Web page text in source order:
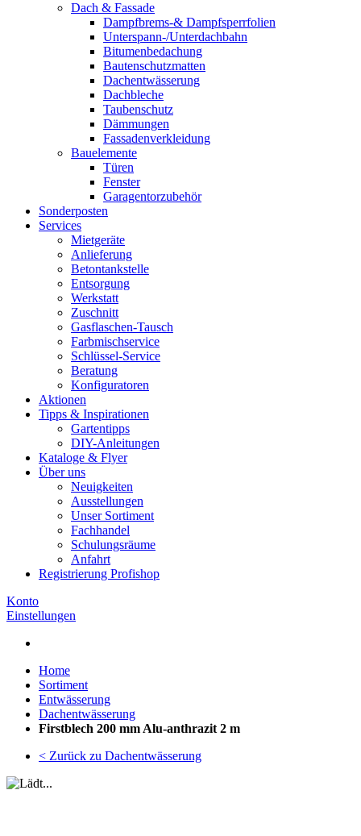
Dach & Fassade
Dampfbrems-& Dampfsperrfolien
Unterspann-/Unterdachbahn
Bitumenbedachung
Bautenschutzmatten
Dachentwässerung
Dachbleche
Taubenschutz
Dämmungen
Fassadenverkleidung
Bauelemente
Türen
Fenster
Garagentorzubehör
Sonderposten
Services
Mietgeräte
Anlieferung
Betontankstelle
Entsorgung
Werkstatt
Zuschnitt
Gasflaschen-Tausch
Farbmischservice
Schlüssel-Service
Beratung
Konfiguratoren
Aktionen
Tipps & Inspirationen
Gartentipps
DIY-Anleitungen
Kataloge & Flyer
Über uns
Neuigkeiten
Ausstellungen
Unser Sortiment
Fachhandel
Schulungsräume
Anfahrt
Registrierung Profishop
Konto
Einstellungen
Home
Sortiment
Entwässerung
Dachentwässerung
Firstblech 200 mm Alu-anthrazit 2 m
< Zurück zu Dachentwässerung